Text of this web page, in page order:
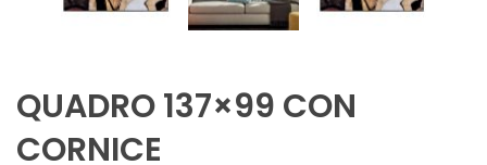
QUADRO 137×99 CON
CORNICE